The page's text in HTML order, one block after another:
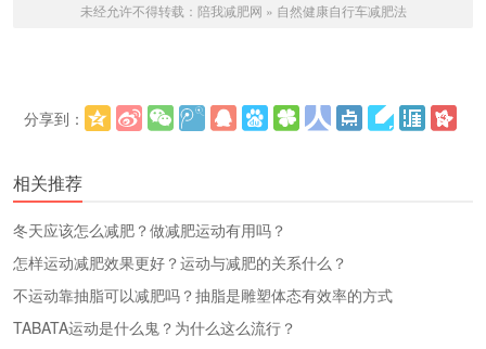
未经允许不得转载： 陪我减肥网 » 自然健康自行车减肥法
分享到：
相关推荐
冬天应该怎么减肥？做减肥运动有用吗？
怎样运动减肥效果更好？运动与减肥的关系什么？
不运动靠抽脂可以减肥吗？抽脂是雕塑体态有效率的方式
TABATA运动是什么鬼？为什么这么流行？